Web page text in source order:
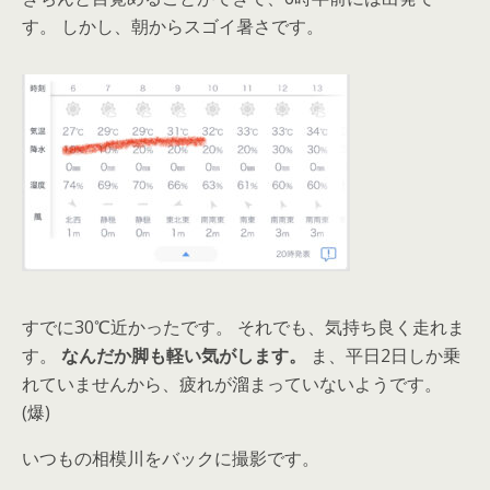
す。 しかし、朝からスゴイ暑さです。
すでに30℃近かったです。 それでも、気持ち良く走れま
す。 なんだか脚も軽い気がします。
ま、平日2日しか乗
れていませんから、疲れが溜まっていないようです。
(爆)
いつもの相模川をバックに撮影です。